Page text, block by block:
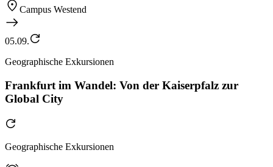
Campus Westend
05.09.
Geographische Exkursionen
Frankfurt im Wandel: Von der Kaiserpfalz zur
Global City
Geographische Exkursionen